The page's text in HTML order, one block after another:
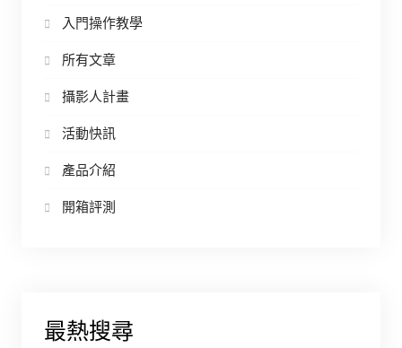
入門操作教學
所有文章
攝影人計畫
活動快訊
產品介紹
開箱評測
最熱搜尋